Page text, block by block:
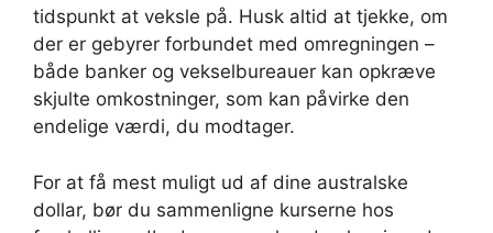
tidspunkt at veksle på. Husk altid at tjekke, om
der er gebyrer forbundet med omregningen –
både banker og vekselbureauer kan opkræve
skjulte omkostninger, som kan påvirke den
endelige værdi, du modtager.
For at få mest muligt ud af dine australske
dollar, bør du sammenligne kurserne hos